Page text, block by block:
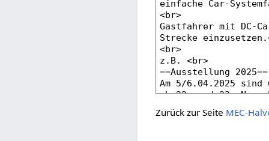
Zurück zur Seite MEC-